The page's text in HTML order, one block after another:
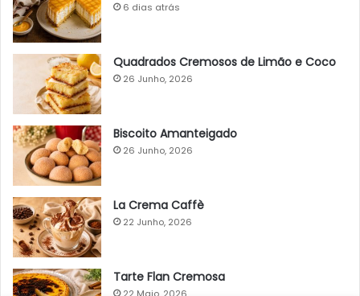
6 dias atrás
Quadrados Cremosos de Limão e Coco
26 Junho, 2026
Biscoito Amanteigado
26 Junho, 2026
La Crema Caffè
22 Junho, 2026
Tarte Flan Cremosa